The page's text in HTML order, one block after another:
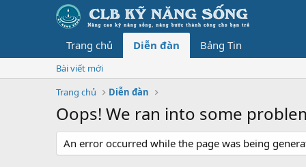
Trang chủ Diễn đàn Bảng Tin
Bài viết mới
Trang chủ
Diễn đàn
Oops! We ran into some
An error occurred while the page was being